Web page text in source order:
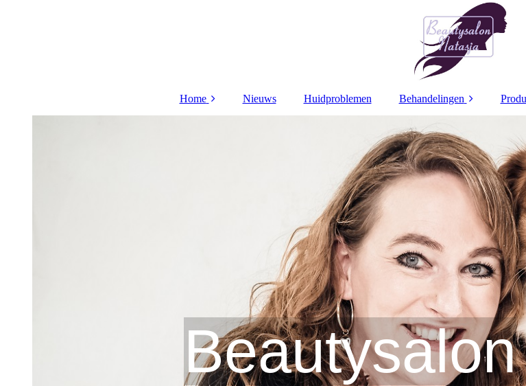
Home Nieuws Huidproblemen Behandelingen
Dr Grandel
Dr Schrammek
Pigment treatment
Retinol Treatment
Coaguleren
Beautysalon